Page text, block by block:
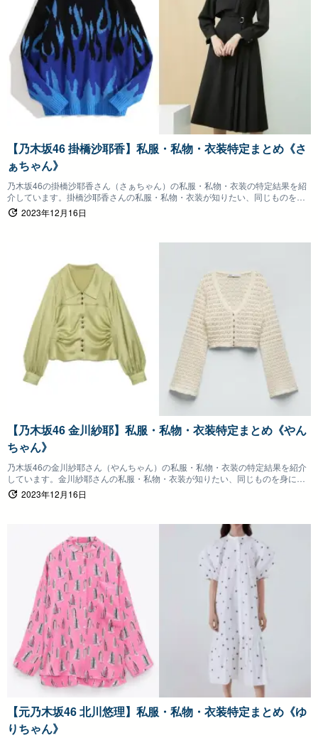
【乃木坂46 掛橋沙耶香】私服・私物・衣装特定まとめ《さ
ぁちゃん》
乃木坂46の掛橋沙耶香さん（さぁちゃん）の私服・私物・衣装の特定結果を紹
介しています。掛橋沙耶香さんの私服・私物・衣装が知りたい、同じものを身
につけたいファンの方は参考にしていただけると嬉しいです。
2023年12月16日
【乃木坂46 金川紗耶】私服・私物・衣装特定まとめ《やん
ちゃん》
乃木坂46の金川紗耶さん（やんちゃん）の私服・私物・衣装の特定結果を紹介
しています。金川紗耶さんの私服・私物・衣装が知りたい、同じものを身につ
けたいファンの方は参考にしていただけると嬉しいです。
2023年12月16日
【元乃木坂46 北川悠理】私服・私物・衣装特定まとめ《ゆ
りちゃん》